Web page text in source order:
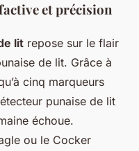
et précision
lit repose sur le flair
de lit. Grâce à
cinq marqueurs
punaise de lit
échoue.
ou le Cocker